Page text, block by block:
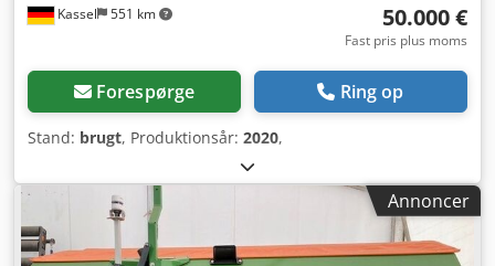
Kassel 551 km 50.000 €
Fast pris plus moms
Forespørge Ring op
Stand: brugt, Produktionsår: 2020,
Annoncer